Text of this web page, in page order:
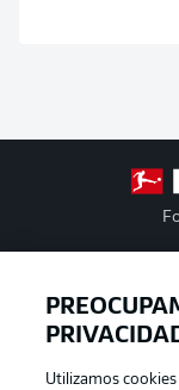
Utilizamos